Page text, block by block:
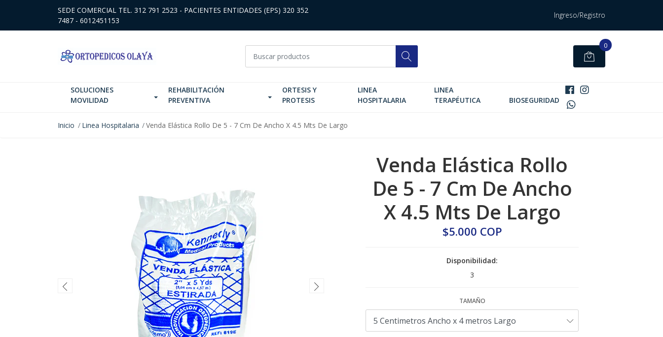
SEDE COMERCIAL TEL. 312 791 2523 - PACIENTES ENTIDADES (EPS) 320 352
7487 - 6012451153
Ingreso/Registro
0
SOLUCIONES
MOVILIDAD
REHABILITACIÓN
PREVENTIVA
ORTESIS Y
PROTESIS
LINEA
HOSPITALARIA
LINEA
TERAPÉUTICA
BIOSEGURIDAD
Inicio Linea Hospitalaria Venda Elástica Rollo De 5 - 7 Cm De Ancho X 4.5 Mts De Largo
Venda Elástica Rollo
De 5 - 7 Cm De Ancho
X 4.5 Mts De Largo
$5.000 COP
Disponibilidad:
3
TAMAÑO